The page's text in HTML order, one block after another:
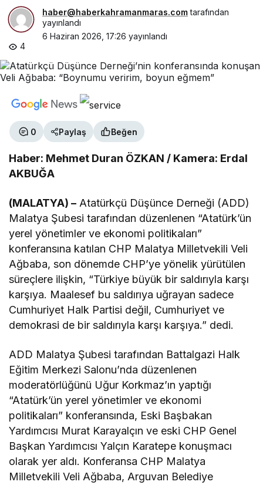
haber@haberkahramanmaras.comtarafından
yayınlandı
6 Haziran 2026, 17:26 yayınlandı
4
0 Paylaş Beğen
Haber: Mehmet Duran ÖZKAN / Kamera: Erdal
AKBUĞA
(MALATYA) – Atatürkçü Düşünce Derneği (ADD)
Malatya Şubesi tarafından düzenlenen “Atatürk’ün
yerel yönetimler ve ekonomi politikaları”
konferansına katılan CHP Malatya Milletvekili Veli
Ağbaba, son dönemde CHP’ye yönelik yürütülen
süreçlere ilişkin, “Türkiye büyük bir saldırıyla karşı
karşıya. Maalesef bu saldırıya uğrayan sadece
Cumhuriyet Halk Partisi değil, Cumhuriyet ve
demokrasi de bir saldırıyla karşı karşıya.” dedi.
ADD Malatya Şubesi tarafından Battalgazi Halk
Eğitim Merkezi Salonu’nda düzenlenen
moderatörlüğünü Uğur Korkmaz’ın yaptığı
“Atatürk’ün yerel yönetimler ve ekonomi
politikaları” konferansında, Eski Başbakan
Yardımcısı Murat Karayalçın ve eski CHP Genel
Başkan Yardımcısı Yalçın Karatepe konuşmacı
olarak yer aldı. Konferansa CHP Malatya
Milletvekili Veli Ağbaba, Arguvan Belediye